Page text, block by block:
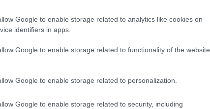
Google to enable storage related to analytics like cookies on
identifiers in apps.
Google to enable storage related to functionality of the website
Google to enable storage related to personalization.
Google to enable storage related to security, including